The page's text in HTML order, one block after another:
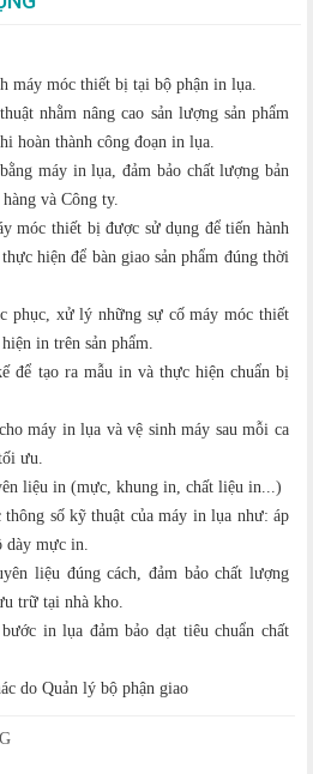
máy móc thiết bị tại bộ phận in lụa.
nhằm nâng cao sản lượng sản phẩm
hoàn thành công đoạn in lụa.
máy in lụa, đảm bảo chất lượng bản
và Công ty.
móc thiết bị được sử dụng để tiến hành
hiện để bàn giao sản phẩm đúng thời
phục, xử lý những sự cố máy móc thiết
in trên sản phẩm.
để tạo ra mẫu in và thực hiện chuẩn bị
máy in lụa và vệ sinh máy sau mỗi ca
ưu.
liệu in (mực, khung in, chất liệu in...)
số kỹ thuật của máy in lụa như: áp
dày mực in.
liệu đúng cách, đảm bảo chất lượng
trữ tại nhà kho.
in lụa đảm bảo dạt tiêu chuẩn chất
do Quản lý bộ phận giao